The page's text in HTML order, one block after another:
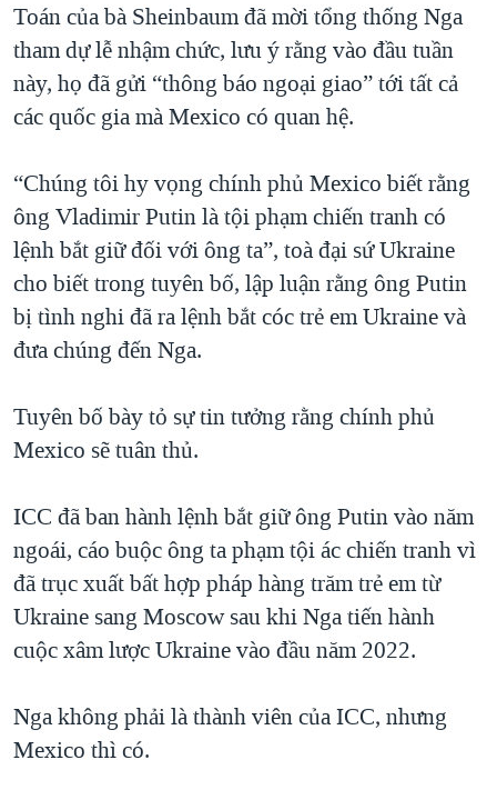
Toán của bà Sheinbaum đã mời tổng thống Nga
tham dự lễ nhậm chức, lưu ý rằng vào đầu tuần
này, họ đã gửi “thông báo ngoại giao” tới tất cả
các quốc gia mà Mexico có quan hệ.
“Chúng tôi hy vọng chính phủ Mexico biết rằng
ông Vladimir Putin là tội phạm chiến tranh có
lệnh bắt giữ đối với ông ta”, toà đại sứ Ukraine
cho biết trong tuyên bố, lập luận rằng ông Putin
bị tình nghi đã ra lệnh bắt cóc trẻ em Ukraine và
đưa chúng đến Nga.
Tuyên bố bày tỏ sự tin tưởng rằng chính phủ
Mexico sẽ tuân thủ.
ICC đã ban hành lệnh bắt giữ ông Putin vào năm
ngoái, cáo buộc ông ta phạm tội ác chiến tranh vì
đã trục xuất bất hợp pháp hàng trăm trẻ em từ
Ukraine sang Moscow sau khi Nga tiến hành
cuộc xâm lược Ukraine vào đầu năm 2022.
Nga không phải là thành viên của ICC, nhưng
Mexico thì có.